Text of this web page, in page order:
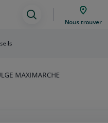
Assistance
Nous trouver
MAXIMARCHE